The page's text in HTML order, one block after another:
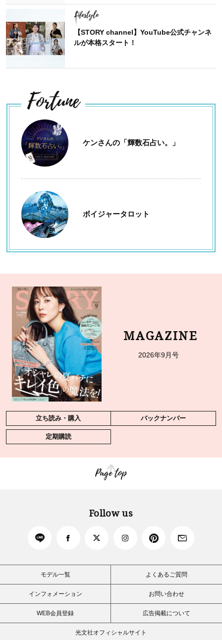
Lifestyle
【STORY channel】YouTube公式チャンネ
ルが本格スタート！
Fortune
ケンさんの「輝数石占い。」
ボイジャータロット
MAGAZINE
2026年9月号
立ち読み・購入 バックナンバー
定期購読
Page top
Follow us
モデル一覧 よくあるご質問
インフォメーション お問い合わせ
WEB会員登録 広告掲載について
光文社オフィシャルサイト